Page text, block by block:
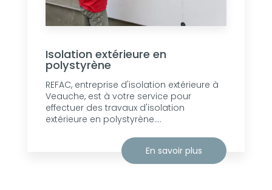
Isolation extérieure en
polystyrène
REFAC, entreprise d'isolation extérieure à
Veauche, est à votre service pour
effectuer des travaux d'isolation
extérieure en polystyrène....
En savoir plus